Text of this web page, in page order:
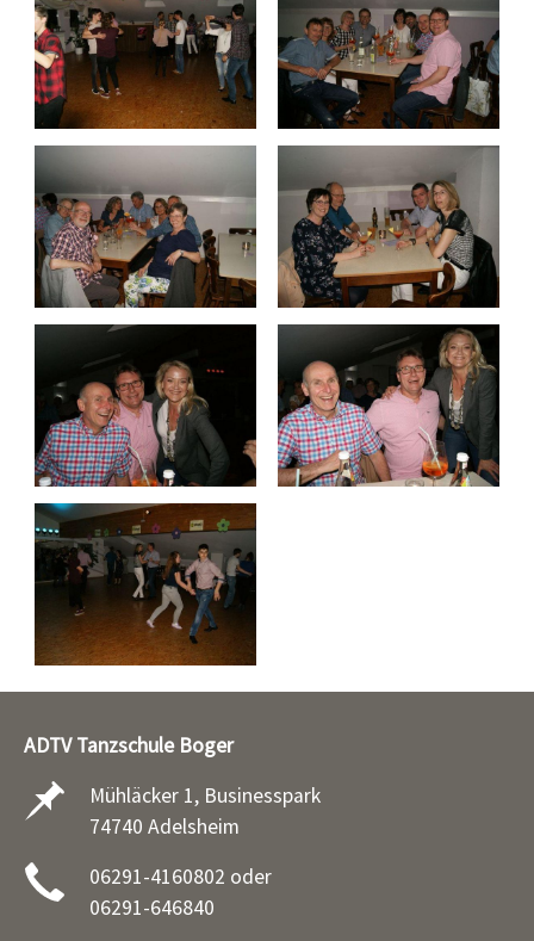
ADTV Tanzschule Boger
Mühläcker 1, Businesspark
74740 Adelsheim
06291-4160802 oder
06291-646840